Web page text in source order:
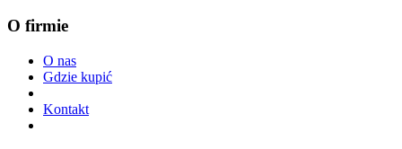
O firmie
O nas
Gdzie kupić
Kontakt